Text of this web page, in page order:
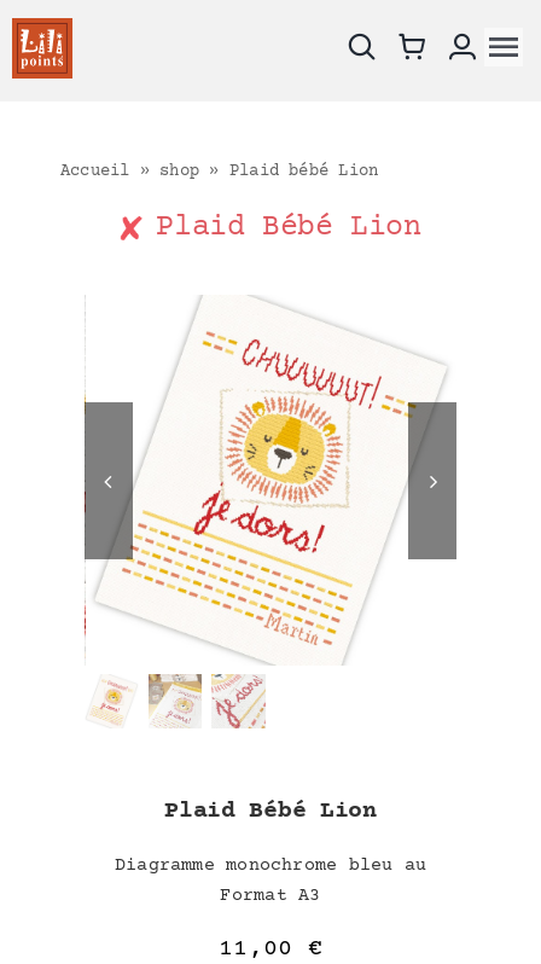
Skip
to
content
Les fiches
Catalogue
Accueil » shop » Plaid bébé Lion
Plaid Bébé Lion
Plaid Bébé Lion
Diagramme monochrome bleu au
Format A3
11,00 €